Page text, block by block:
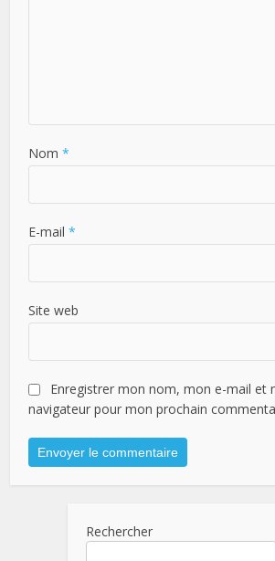
Nom*
E-mail*
Site web
Enregistrer mon nom, mon e-mail et
navigateur pour mon prochain
Rechercher